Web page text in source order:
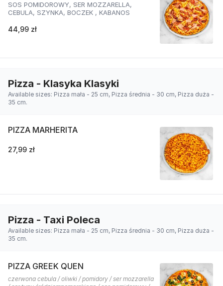
SOS POMIDOROWY, SER MOZZARELLA,
CEBULA, SZYNKA, BOCZEK , KABANOS
44,99 zł
Pizza - Klasyka Klasyki
Available sizes: Pizza mała - 25 cm, Pizza średnia - 30 cm, Pizza duża -
35 cm.
PIZZA MARHERITA
27,99 zł
Pizza - Taxi Poleca
Available sizes: Pizza mała - 25 cm, Pizza średnia - 30 cm, Pizza duża -
35 cm.
PIZZA GREEK QUEN
czerwona cebula / oliwki / pomidory / ser mozzarella